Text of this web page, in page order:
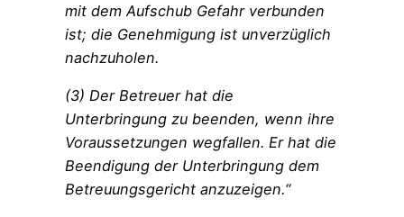
mit dem Aufschub Gefahr verbunden
ist; die Genehmigung ist unverzüglich
nachzuholen.
(3) Der Betreuer hat die
Unterbringung zu beenden, wenn ihre
Voraussetzungen wegfallen. Er hat die
Beendigung der Unterbringung dem
Betreuungsgericht anzuzeigen.“